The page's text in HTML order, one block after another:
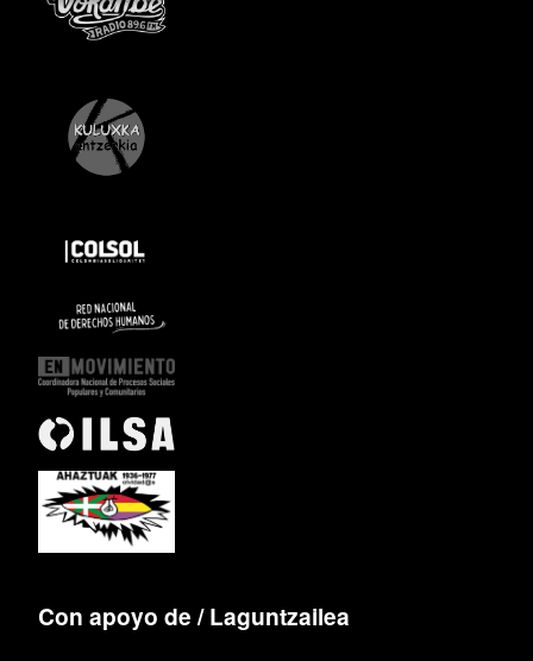
Con apoyo de / Laguntzailea